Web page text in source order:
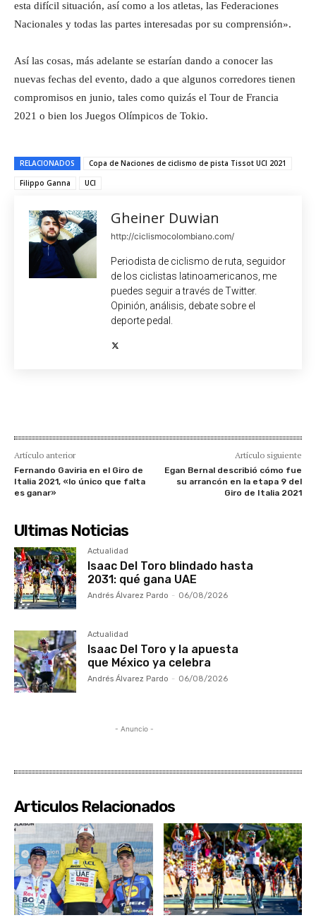
esta difícil situación, así como a los atletas, las Federaciones
Nacionales y todas las partes interesadas por su comprensión».
Así las cosas, más adelante se estarían dando a conocer las
nuevas fechas del evento, dado a que algunos corredores tienen
compromisos en junio, tales como quizás el Tour de Francia
2021 o bien los Juegos Olímpicos de Tokio.
RELACIONADOS
Copa de Naciones de ciclismo de pista Tissot UCI 2021
Filippo Ganna
UCI
Gheiner Duwian
http://ciclismocolombiano.com/
Periodista de ciclismo de ruta, seguidor
de los ciclistas latinoamericanos, me
puedes seguir a través de Twitter.
Opinión, análisis, debate sobre el
deporte pedal.
Artículo anterior
Fernando Gaviria en el Giro de
Italia 2021, «lo único que falta
es ganar»
Artículo siguiente
Egan Bernal describió cómo fue
su arrancón en la etapa 9 del
Giro de Italia 2021
Ultimas Noticias
Actualidad
Isaac Del Toro blindado hasta
2031: qué gana UAE
Andrés Álvarez Pardo - 06/08/2026
Actualidad
Isaac Del Toro y la apuesta
que México ya celebra
Andrés Álvarez Pardo - 06/08/2026
- Anuncio -
Articulos Relacionados